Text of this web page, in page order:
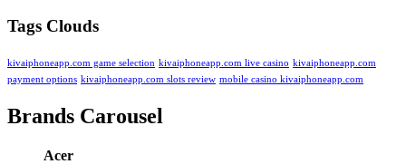
Tags Clouds
kivaiphoneapp.com game selection kivaiphoneapp.com live casino kivaiphoneapp.com
payment options kivaiphoneapp.com slots review mobile casino kivaiphoneapp.com
Brands Carousel
Acer